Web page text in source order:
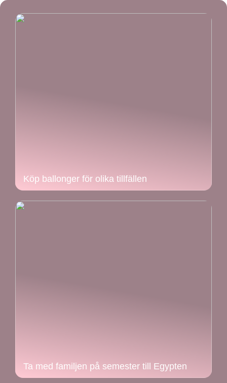
Köp ballonger för olika tillfällen
Ta med familjen på semester till Egypten